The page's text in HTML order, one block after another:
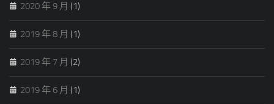
2020 年 9 月 (1)
2019 年 8 月 (1)
2019 年 7 月 (2)
2019 年 6 月 (1)